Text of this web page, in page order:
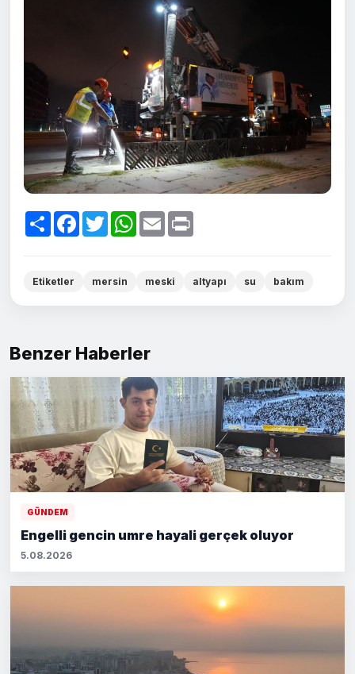
PaylaşFacebook
TwitterWhatsApp
Email
Etiketler mersin meski altyapı su bakım
Benzer Haberler
GÜNDEM
Engelli gencin umre hayali gerçek oluyor
5.08.2026